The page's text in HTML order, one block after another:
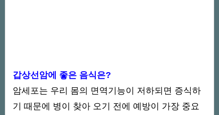
갑상선암에 좋은 음식은?
암세포는 우리 몸의 면역기능이 저하되면 증식하
기 때문에 병이 찾아 오기 전에 예방이 가장 중요